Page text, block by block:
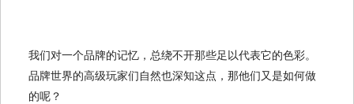
我们对一个品牌的记忆，总绕不开那些足以代表它的色彩。
品牌世界的高级玩家们自然也深知这点，那他们又是如何做
的呢？